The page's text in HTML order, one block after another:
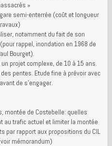
»
semi-enterrée (coût et longueur
notamment du fait de son
rappel, inondation en 1968 de
Bourget).
projet complexe, de 10 à 15 ans.
pentes. Etude fine à prévoir avec
de s’engager.
montée de Costebelle: quelles
au trafic actuel et limiter la montée
par rapport aux propositions du CIL
mémorandum)